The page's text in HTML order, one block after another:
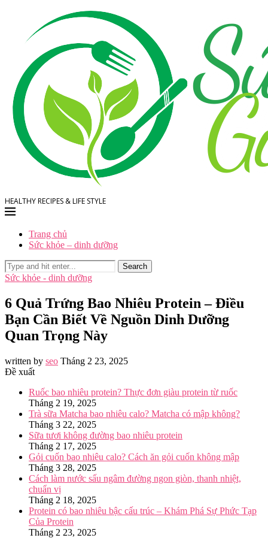
HEALTHY RECIPES & LIFE STYLE
Trang chủ
Sức khỏe – dinh dưỡng
Search
Sức khỏe - dinh dưỡng
6 Quả Trứng Bao Nhiêu Protein – Điều
Bạn Cần Biết Về Nguồn Dinh Dưỡng
Quan Trọng Này
written by seo Tháng 2 23, 2025
Đề xuất
Ruốc bao nhiêu protein? Thực đơn giàu protein từ ruốc
Tháng 2 19, 2025
Trà sữa Matcha bao nhiêu calo? Matcha có mập không?
Tháng 3 22, 2025
Sữa tươi không đường bao nhiêu protein
Tháng 2 17, 2025
Gỏi cuốn bao nhiêu calo? Cách ăn gỏi cuốn không mập
Tháng 3 28, 2025
Cách làm nước sấu ngâm đường ngon giòn, thanh nhiệt,
chuẩn vị
Tháng 2 18, 2025
Protein có bao nhiêu bậc cấu trúc – Khám Phá Sự Phức Tạp
Của Protein
Tháng 2 23, 2025